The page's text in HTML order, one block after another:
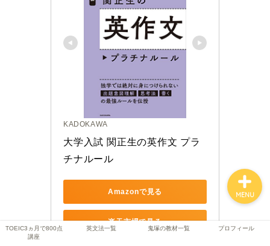
KADOKAWA
大学入試 関正生の英作文 プラ
チナルール
Amazonで見る
楽天市場で見る
TOEIC3ヵ月で800点
講座
英文法一覧 鬼塚の教材一覧 プロフィール
MENU
TOEIC3ヵ月で800点講座
英文法一覧
鬼塚の教材一覧